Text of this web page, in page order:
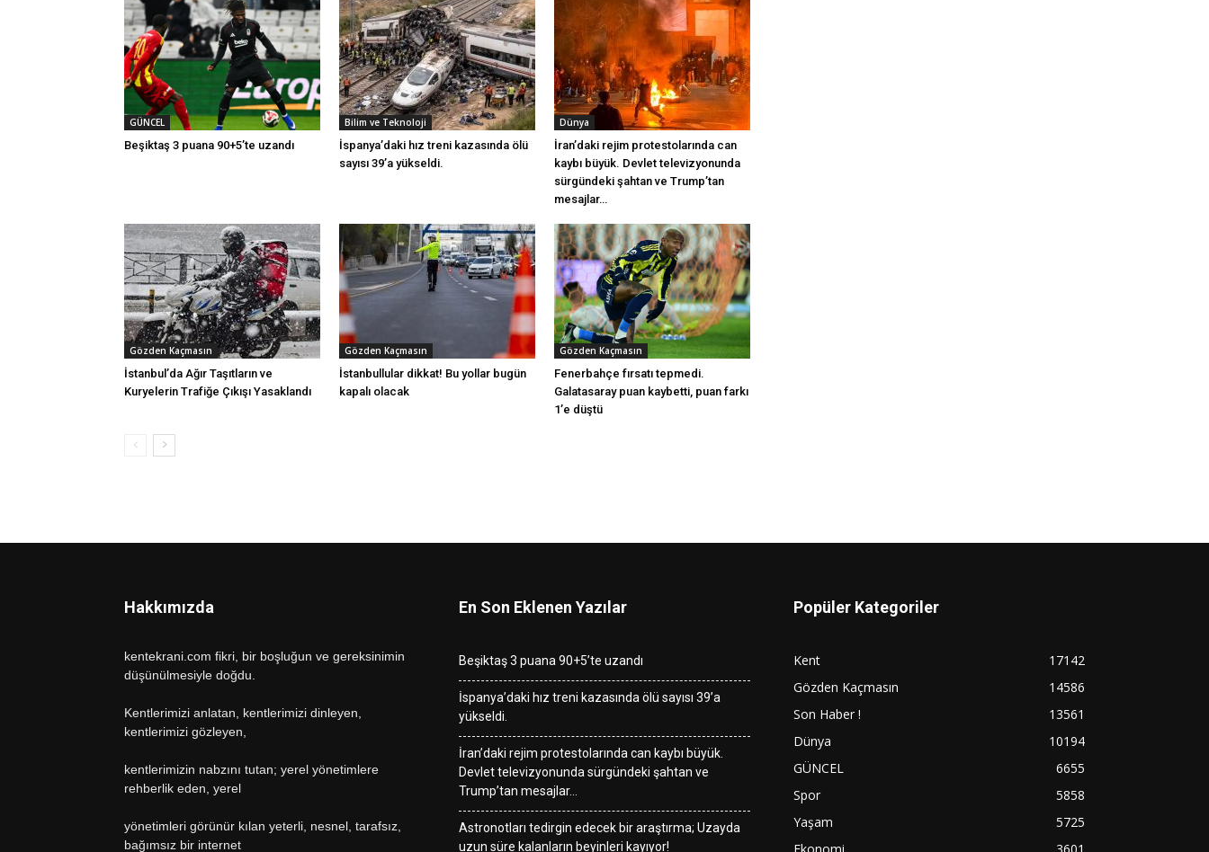
GÜNCEL
Beşiktaş 3 puana 90+5’te uzandı
Bilim ve Teknoloji
İspanya’daki hız treni kazasında ölü
sayısı 39’a yükseldi.
Dünya
İran’daki rejim protestolarında can
kaybı büyük. Devlet televizyonunda
sürgündeki şahtan ve Trump’tan
mesajlar…
Gözden Kaçmasın
İstanbul’da Ağır Taşıtların ve
Kuryelerin Trafiğe Çıkışı Yasaklandı
Gözden Kaçmasın
İstanbullular dikkat! Bu yollar bugün
kapalı olacak
Gözden Kaçmasın
Fenerbahçe fırsatı tepmedi.
Galatasaray puan kaybetti, puan farkı
1’e düştü
Hakkımızda
kentekrani.com fikri, bir boşluğun ve gereksinimin
düşünülmesiyle doğdu.
Kentlerimizi anlatan, kentlerimizi dinleyen,
kentlerimizi gözleyen,
kentlerimizin nabzını tutan; yerel yönetimlere
rehberlik eden, yerel
yönetimleri görünür kılan yeterli, nesnel, tarafsız,
bağımsız bir internet
En Son Eklenen Yazılar
Beşiktaş 3 puana 90+5’te uzandı
İspanya’daki hız treni kazasında ölü sayısı 39’a
yükseldi.
İran’daki rejim protestolarında can kaybı büyük.
Devlet televizyonunda sürgündeki şahtan ve
Trump’tan mesajlar…
Astronotları tedirgin edecek bir araştırma; Uzayda
uzun süre kalanların beyinleri kayıyor!
Popüler Kategoriler
Kent
17142
Gözden Kaçmasın
14586
Son Haber !
13561
Dünya
10194
GÜNCEL
6655
Spor
5858
Yaşam
5725